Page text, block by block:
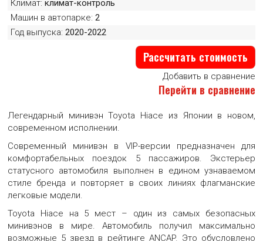
Большая картинка минивэна Toyota Hiace 5 мест VIP
Большая картинка минивэна Toyota Hiace 5 мест VIP
МИНИВЭН TOYOTA HIACE 5 МЕСТ VIP
Большая картинка минивэна Toyota Hiace 5 мест VIP
МИНИВЭН TOYOTA HIACE 5 МЕСТ VIP
Большая картинка минивэна Toyota Hiace 5 мест VIP
МИНИВЭН TOYOTA HIACE 5 МЕСТ VIP
Климат: климат-контроль
Машин в автопарке: 2
Год выпуска: 2020-2022
Рассчитать стоимость
Добавить в сравнение
Перейти в сравнение
Легендарный минивэн Toyota Hiace из Японии в новом,
современном исполнении.
Современный минивэн в VIP-версии предназначен для
комфортабельных поездок 5 пассажиров. Экстерьер
статусного автомобиля выполнен в едином узнаваемом
стиле бренда и повторяет в своих линиях флагманские
легковые модели.
Toyota Hiace на 5 мест – один из самых безопасных
минивэнов в мире. Автомобиль получил максимально
возможные 5 звезд в рейтинге ANCAP. Это обусловлено